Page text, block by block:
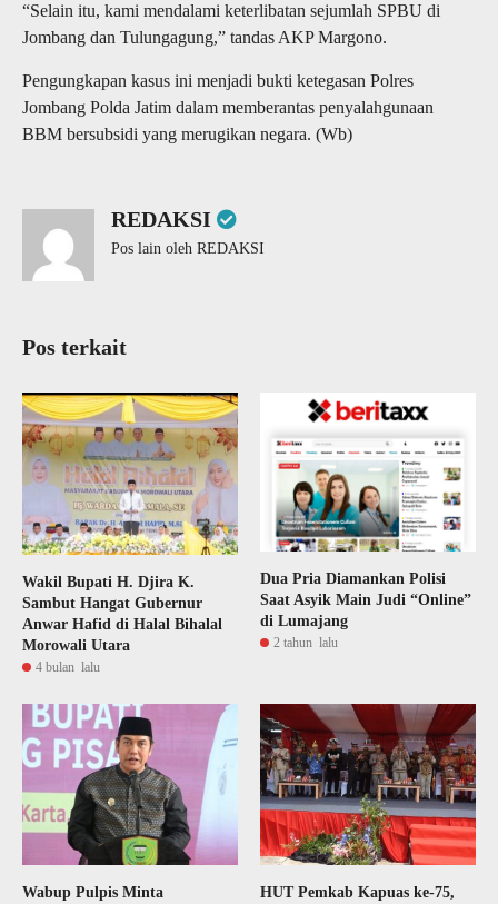
“Selain itu, kami mendalami keterlibatan sejumlah SPBU di
Jombang dan Tulungagung,” tandas AKP Margono.
Pengungkapan kasus ini menjadi bukti ketegasan Polres
Jombang Polda Jatim dalam memberantas penyalahgunaan
BBM bersubsidi yang merugikan negara. (Wb)
REDAKSI
Pos lain oleh REDAKSI
Pos terkait
Wakil Bupati H. Djira K.
Sambut Hangat Gubernur
Anwar Hafid di Halal Bihalal
Morowali Utara
4 bulan lalu
Dua Pria Diamankan Polisi
Saat Asyik Main Judi “Online”
di Lumajang
2 tahun lalu
Wabup Pulpis Minta
HUT Pemkab Kapuas ke-75,